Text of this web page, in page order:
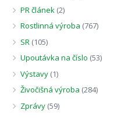
PR článek (2)
Rostlinná výroba (767)
SR (105)
Upoutávka na číslo (53)
Výstavy (1)
Živočišná výroba (284)
Zprávy (59)